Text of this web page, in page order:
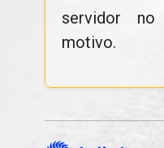
servidor
motivo.